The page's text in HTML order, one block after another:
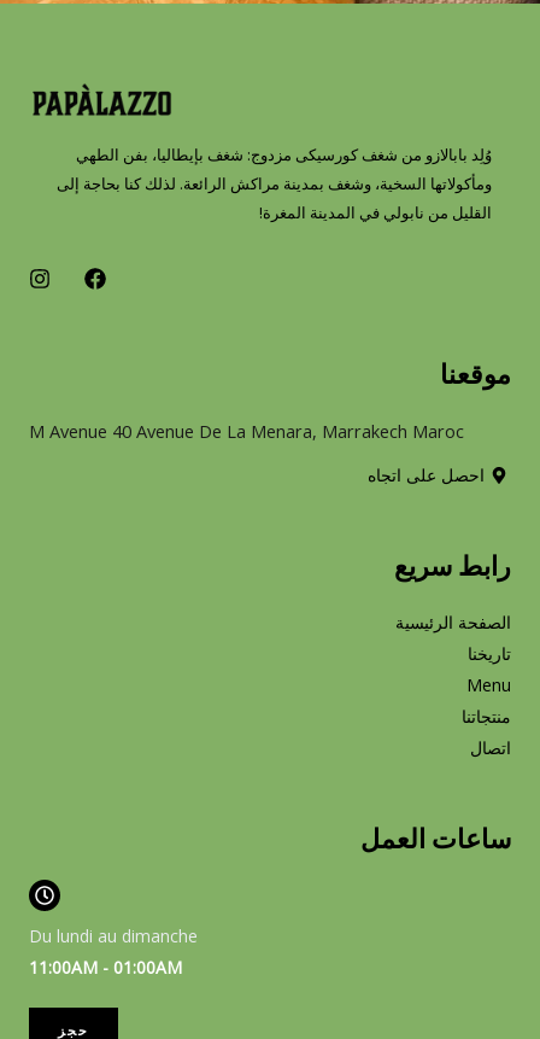
وُلِد بابالازو من شغف كورسيكى مزدوج: شغف بإيطاليا، بفن الطهي
ومأكولاتها السخية، وشغف بمدينة مراكش الرائعة. لذلك كنا بحاجة إلى
القليل من نابولي في المدينة المغرة!
F
a
k
I
n
a
موقعنا
M Avenue 40 Avenue De La Menara, Marrakech Maroc
احصل على اتجاه
رابط سريع
الصفحة الرئيسية
تاريخنا
Menu
منتجاتنا
اتصال
ساعات العمل
Du lundi au dimanche
11:00AM - 01:00AM
حجز